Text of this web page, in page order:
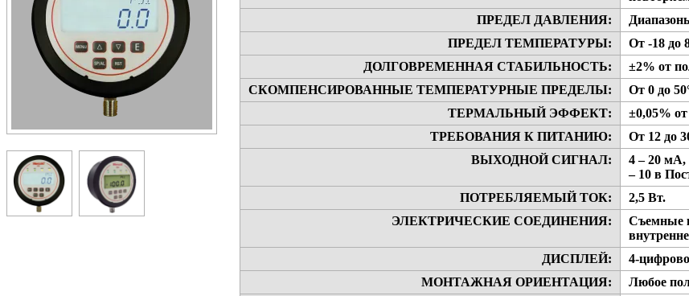
ПРЕДЕЛ ДАВЛЕНИЯ:
ПРЕДЕЛ ТЕМПЕРАТУРЫ:
От -18 до
ДОЛГОВРЕМЕННАЯ СТАБИЛЬНОСТЬ:
±2% от
СКОМПЕНСИРОВАННЫЕ ТЕМПЕРАТУРНЫЕ ПРЕДЕЛЫ:
От 0 до
ТЕРМАЛЬНЫЙ ЭФФЕКТ:
±0,05%
ТРЕБОВАНИЯ К ПИТАНИЮ:
От 12 до
ВЫХОДНОЙ СИГНАЛ:
4 – 20 мА,
– 10 в
ПОТРЕБЛЯЕМЫЙ ТОК:
2,5 Вт.
ЭЛЕКТРИЧЕСКИЕ СОЕДИНЕНИЯ:
Съемные
ДИСПЛЕЙ:
4-
МОНТАЖНАЯ ОРИЕНТАЦИЯ:
Любое